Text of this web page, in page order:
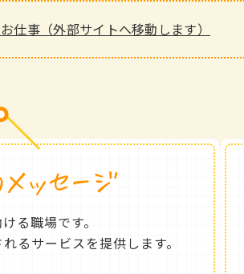
仕事（外部サイトへ移動します）
る職場です。
るサービスを提供します。